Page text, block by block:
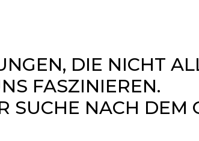
DIE NICHT
FASZINIEREN.
SUCHE NACH DEM